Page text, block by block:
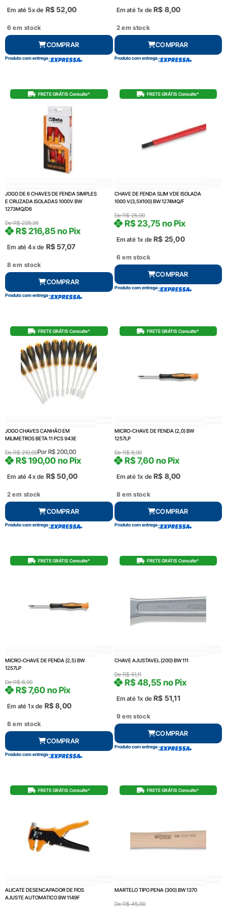
Em até 5x de R$52,00
6 em stock
COMPRAR
Produto com entrega
Em até 1x de R$ 8,00
2 em stock
COMPRAR
Produto com entrega
FRETE GRÁTIS Consulte*
JOGO DE 6 CHAVES DE FENDA SIMPLES
E CRUZADA ISOLADAS 1000V BW
1273MQ/D6
DeR$228,26
Em até 4x de R$57,07
R$216,85 no Pix
8 em stock
COMPRAR
Produto com entrega
FRETE GRÁTIS Consulte*
CHAVE DE FENDA SLIM VDE ISOLADA
1000 V(3,5X100) BW 1274MQ/F
DeR$25,00
Em até 1x de R$ 25,00
R$23,75 no Pix
6 em stock
COMPRAR
Produto com entrega
FRETE GRÁTIS Consulte*
JOGO CHAVES CANHÃO EM
MILIMETROS BETA 11 PCS 943E
DeR$210,00Por R$ 200,00
Em até 4x de R$50,00
R$190,00 no Pix
2 em stock
COMPRAR
Produto com entrega
FRETE GRÁTIS Consulte*
MICRO-CHAVE DE FENDA (2,0) BW
1257LP
DeR$8,00
Em até 1x de R$ 8,00
R$7,60 no Pix
8 em stock
COMPRAR
Produto com entrega
FRETE GRÁTIS Consulte*
MICRO-CHAVE DE FENDA (2,5) BW
1257LP
DeR$8,00
Em até 1x de R$8,00
R$7,60 no Pix
8 em stock
COMPRAR
Produto com entrega
FRETE GRÁTIS Consulte*
CHAVE AJUSTAVEL (200) BW 111
DeR$51,11
Em até 1x de R$ 51,11
R$48,55 no Pix
9 em stock
COMPRAR
Produto com entrega
FRETE GRÁTIS Consulte*
ALICATE DESENCAPADOR DE FIOS
AJUSTE AUTOMATICO BW 1149F
FRETE GRÁTIS Consulte*
MARTELO TIPO PENA (300) BW 1370
DeR$45,00